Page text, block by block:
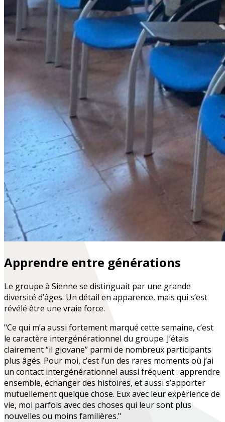
Apprendre entre générations
Le groupe à Sienne se distinguait par une grande
diversité d’âges. Un détail en apparence, mais qui s’est
révélé être une vraie force.
"Ce qui m’a aussi fortement marqué cette semaine, c’est
le caractère intergénérationnel du groupe. J’étais
clairement “il giovane” parmi de nombreux participants
plus âgés. Pour moi, c’est l’un des rares moments où j’ai
un contact intergénérationnel aussi fréquent : apprendre
ensemble, échanger des histoires, et aussi s’apporter
mutuellement quelque chose. Eux avec leur expérience de
vie, moi parfois avec des choses qui leur sont plus
nouvelles ou moins familières."